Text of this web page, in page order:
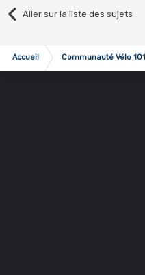
Aller sur la liste des sujets
Accueil Communauté Vélo 101